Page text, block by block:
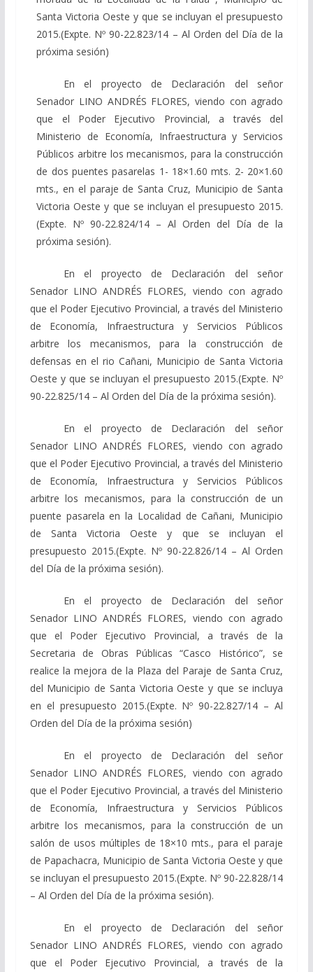
Santa Victoria Oeste y que se incluyan el presupuesto
2015.(Expte. Nº 90-22.823/14 – Al Orden del Día de la
próxima sesión)
En el proyecto de Declaración del señor
Senador LINO ANDRÉS FLORES, viendo con agrado
que el Poder Ejecutivo Provincial, a través del
Ministerio de Economía, Infraestructura y Servicios
Públicos arbitre los mecanismos, para la construcción
de dos puentes pasarelas 1- 18×1.60 mts. 2- 20×1.60
mts., en el paraje de Santa Cruz, Municipio de Santa
Victoria Oeste y que se incluyan el presupuesto 2015.
(Expte. Nº 90-22.824/14 – Al Orden del Día de la
próxima sesión).
En el proyecto de Declaración del señor
Senador LINO ANDRÉS FLORES, viendo con agrado
que el Poder Ejecutivo Provincial, a través del Ministerio
de Economía, Infraestructura y Servicios Públicos
arbitre los mecanismos, para la construcción de
defensas en el rio Cañani, Municipio de Santa Victoria
Oeste y que se incluyan el presupuesto 2015.(Expte. Nº
90-22.825/14 – Al Orden del Día de la próxima sesión).
En el proyecto de Declaración del señor
Senador LINO ANDRÉS FLORES, viendo con agrado
que el Poder Ejecutivo Provincial, a través del Ministerio
de Economía, Infraestructura y Servicios Públicos
arbitre los mecanismos, para la construcción de un
puente pasarela en la Localidad de Cañani, Municipio
de Santa Victoria Oeste y que se incluyan el
presupuesto 2015.(Expte. Nº 90-22.826/14 – Al Orden
del Día de la próxima sesión).
En el proyecto de Declaración del señor
Senador LINO ANDRÉS FLORES, viendo con agrado
que el Poder Ejecutivo Provincial, a través de la
Secretaria de Obras Públicas “Casco Histórico”, se
realice la mejora de la Plaza del Paraje de Santa Cruz,
del Municipio de Santa Victoria Oeste y que se incluya
en el presupuesto 2015.(Expte. Nº 90-22.827/14 – Al
Orden del Día de la próxima sesión)
En el proyecto de Declaración del señor
Senador LINO ANDRÉS FLORES, viendo con agrado
que el Poder Ejecutivo Provincial, a través del Ministerio
de Economía, Infraestructura y Servicios Públicos
arbitre los mecanismos, para la construcción de un
salón de usos múltiples de 18×10 mts., para el paraje
de Papachacra, Municipio de Santa Victoria Oeste y que
se incluyan el presupuesto 2015.(Expte. Nº 90-22.828/14
– Al Orden del Día de la próxima sesión).
En el proyecto de Declaración del señor
Senador LINO ANDRÉS FLORES, viendo con agrado
que el Poder Ejecutivo Provincial, a través de la